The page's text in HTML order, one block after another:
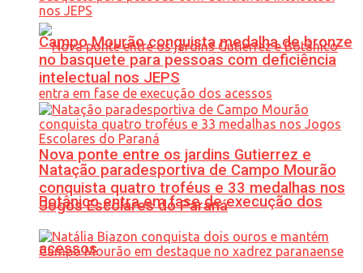
Nova ponte entre os jardins Gutierrez e
Botânico entra em fase de execução dos
acessos
Campo Mourão conquista medalha de bronze
no basquete para pessoas com deficiência
intelectual nos JEPS
Natação paradesportiva de Campo Mourão
conquista quatro troféus e 33 medalhas nos
Jogos Escolares do Paraná